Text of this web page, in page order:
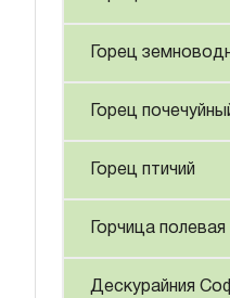
Горец
Горец
Горец птичий
Горчица полевая
Дескурайния